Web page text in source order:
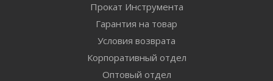
Прокат Инструмента
Гарантия на товар
Условия возврата
Корпоративный отдел
Оптовый отдел